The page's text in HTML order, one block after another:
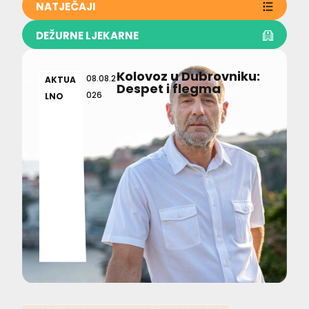
NATJEČAJI
DEŽURNE LJEKARNE
AKTUA
LNO
08.08.2
026
Kolovoz u Dubrovniku:
Despet i flegma